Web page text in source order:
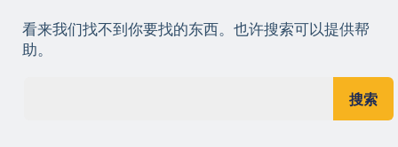
看来我们找不到你要找的东西。也许搜索可以提供帮
助。